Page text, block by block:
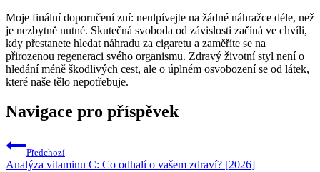
Moje finální doporučení zní: neulpívejte na žádné náhražce déle, než
je nezbytně nutné. Skutečná svoboda od závislosti začíná ve chvíli,
kdy přestanete hledat náhradu za cigaretu a zaměříte se na
přirozenou regeneraci svého organismu. Zdravý životní styl není o
hledání méně škodlivých cest, ale o úplném osvobození se od látek,
které naše tělo nepotřebuje.
Navigace pro příspěvek
Předchozí
Analýza vitaminu C: Co odhalí o vašem zdraví? [2026]